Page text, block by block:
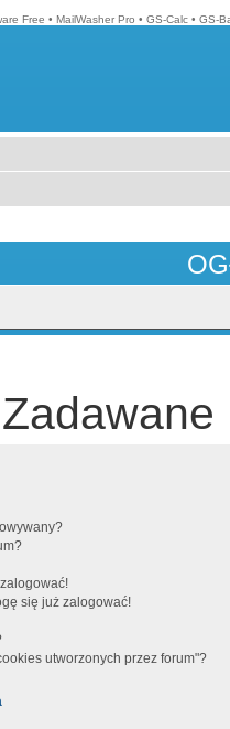
Free • MailWasher Pro • GS-Calc • GS-
się już zalogować!
utworzonych przez forum"?